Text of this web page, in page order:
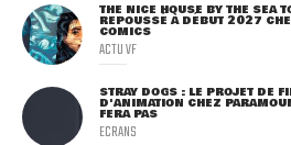
THE NICE HOUSE BY THE SEA
REPOUSSÉ À DÉBUT 2027
COMICS
ACTU VF
STRAY DOGS : LE PROJET DE
D'ANIMATION CHEZ
FERA PAS
ECRANS